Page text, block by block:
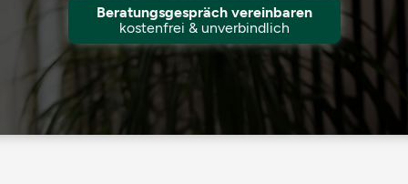
Beratungsgespräch vereinbaren
kostenfrei & unverbindlich